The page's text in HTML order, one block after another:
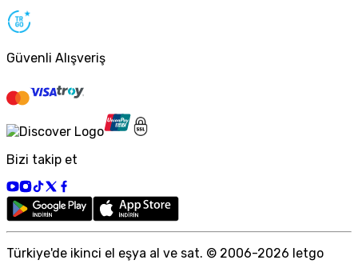
Güvenli Alışveriş
Bizi takip et
Türkiye'de ikinci el eşya al ve sat. © 2006-2026 letgo